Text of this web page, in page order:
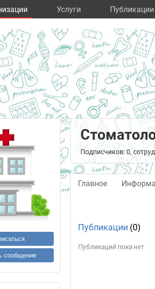
Услуги Публикации
сообщение
Подписчиков: 0,
Главное
Публикации (0)
Публикаций пока нет